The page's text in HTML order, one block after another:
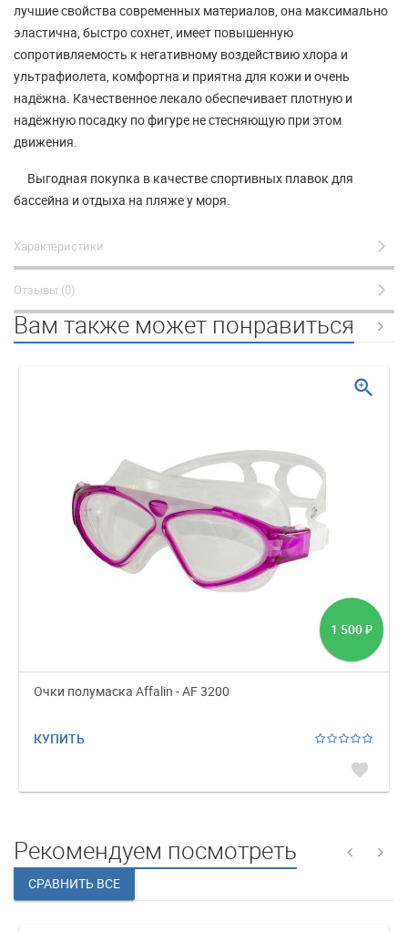
лучшие свойства современных материалов, она максимально
эластична, быстро сохнет, имеет повышенную
сопротивляемость к негативному воздействию хлора и
ультрафиолета, комфортна и приятна для кожи и очень
надёжна. Качественное лекало обеспечивает плотную и
надёжную посадку по фигуре не стесняющую при этом
движения.
Выгодная покупка в качестве спортивных плавок для
бассейна и отдыха на пляже у моря.
Характеристики
Отзывы (0)
Вам также может понравиться
1 500 ₽
Очки полумаска Affalin - AF 3200
КУПИТЬ
favorite
zoom_in
Рекомендуем посмотреть